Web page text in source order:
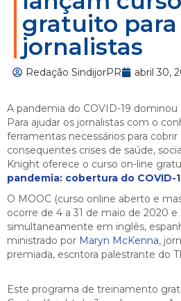
gratuito para
jornalistas
Redação SindijorPR abril 30,
A pandemia do COVID-19 dominou
Para ajudar os jornalistas com o
ferramentas necessários para cobrir
consequentes crises de saúde,
Knight oferece o curso on-line
pandemia: cobertura do COVID-
O MOOC (curso online aberto e
ocorre de 4 a 31 de maio de 2020 e
simultaneamente em inglês,
ministrado por Maryn McKenna,
premiada, escritora palestrante do
Este programa de treinamento